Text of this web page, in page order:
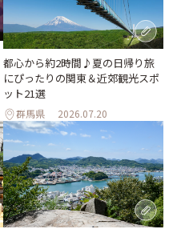
都心から約2時間♪夏の日帰り旅
にぴったりの関東＆近郊観光スポ
ット21選
群馬県 2026.07.20